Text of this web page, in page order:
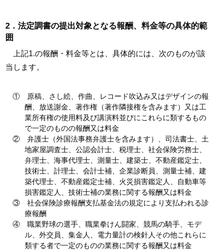
2．法定調書の提出対象となる報酬、料金等の具体的範
囲
上記1.の報酬・料金等とは、具体的には、次のものが該
当します。
① 原稿、さし絵、作曲、レコード吹込み又はデザインの報
酬、放送謝金、著作権（著作隣接権を含みます）又は工
業所有権の使用料及び講演料並びにこれらに類するもの
で一定のものの報酬又は料金
② 弁護士（外国法事務弁護士を含みます）、司法書士、土
地家屋調査士、公認会計士、税理士、社会保険労務士、
弁理士、海事代理士、測量士、建築士、不動産鑑定士、
技術士、計理士、会計士補、企業診断員、測量士補、建
築代理士、不動産鑑定士補、火災損害鑑定人、自動車等
損害鑑定人、技術士補の業務に関する報酬又は料金
③ 社会保険診療報酬支払基金法の規定により支払われる診
療報酬
④ 職業野球の選手、職業拳けん闘家、競馬の騎手、モデ
ル、外交員、集金人、電力量計の検針人その他これらに
類する者で一定のものの業務に関する報酬又は料金